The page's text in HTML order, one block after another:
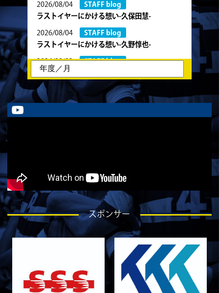
2026/08/04
STAFF blog
ラストイヤーにかける想い-久保田慧-
2026/08/04
STAFF blog
ラストイヤーにかける想い-久野惇也-
2026/08/03
STAFF blog
ラストイヤーにかける想い-川部剛大-
2026/08/02
STAFF blog
ラストイヤーにかける想い-川畑直央征-
2026/08/01
TOPICS
2026/07/30
STAFF blog
2026/07/27
TOPICS
【ご報告】アシスタントコーチ就任について
2026/07/30
STAFF blog
ラストイヤーにかける想い-岡本光樹-
STAFF blog
ラストイヤーにかける想い-石飛冬輝-
2026/07/27
STAFF blog
スポンサー